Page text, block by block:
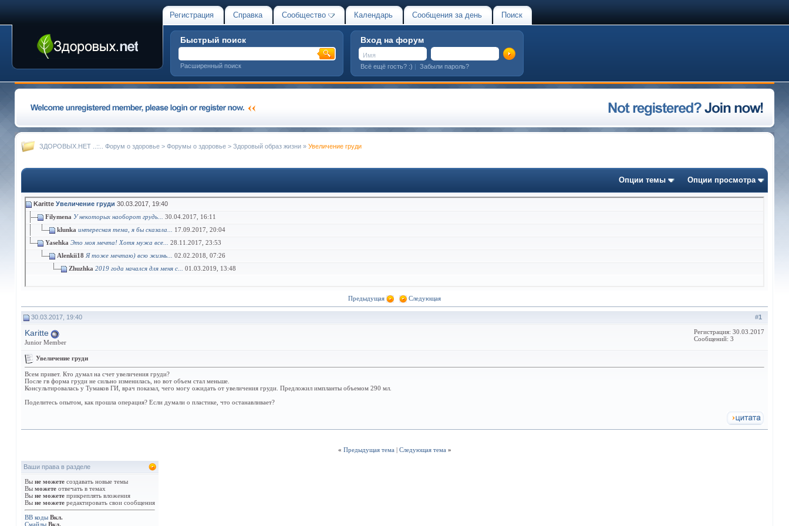
Регистрация Справка Сообщество Календарь Сообщения за день Поиск
Быстрый поиск
Расширенный поиск
Вход на форум
Всё ещё гость? :) | Забыли пароль?
ЗДОРОВЫХ.НЕТ ..::.. Форум о здоровье > Форумы о здоровье > Здоровый образ жизни » Увеличение груди
Опции темы Опции просмотра
Karitte Увеличение груди 30.03.2017, 19:40
Filymena У некоторых наоборот грудь... 30.04.2017, 16:11
klunka интересная тема, я бы сказала... 17.09.2017, 20:04
Yasehka Это моя мечта! Хотя мужа все... 28.11.2017, 23:53
Alenkii18 Я тоже мечтаю) всю жизнь... 02.02.2018, 07:26
Zhuzhka 2019 года начался для меня с... 01.03.2019, 13:48
Предыдущая Следующая
#1
30.03.2017, 19:40
Karitte
Junior Member
Регистрация: 30.03.2017
Сообщений: 3
Увеличение груди
Всем привет. Кто думал на счет увеличения груди?
После гв форма груди не сильно изменилась, но вот объем стал меньше.
Консультировалась у Тумаков ГИ, врач показал, чего могу ожидать от увеличения груди. Предложил импланты объемом 290 мл.
Поделитесь опытом, как прошла операция? Если думали о пластике, что останавливает?
« Предыдущая тема | Следующая тема »
Ваши права в разделе
Вы не можете создавать новые темы
Вы можете отвечать в темах
Вы не можете прикреплять вложения
Вы не можете редактировать свои сообщения
BB коды Вкл.
Смайлы Вкл.